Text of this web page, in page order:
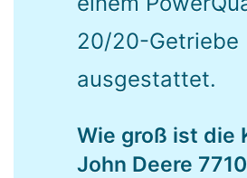
20/20-Getriebe
ausgestattet.
Wie groß ist die
John Deere